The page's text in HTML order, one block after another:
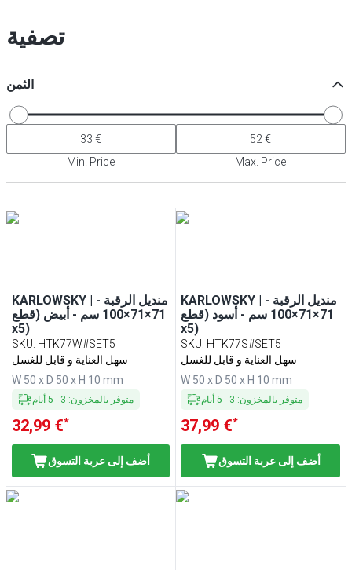
تصفية
الثمن
Min. Price Max. Price
KARLOWSKY | منديل الرقبة -
71×71×100 سم - أبيض (قطع
x5)
SKU: HTK77W#SET5
سهل العناية و قابل للغسل
W 50 x D 50 x H 10 mm
متوفر بالمخزون:
3
-
5 أيام
32,99 €*
أضف إلى عربة التسوق
KARLOWSKY | منديل الرقبة -
71×71×100 سم - أسود (قطع
x5)
SKU: HTK77S#SET5
سهل العناية و قابل للغسل
W 50 x D 50 x H 10 mm
متوفر بالمخزون:
3
-
5 أيام
37,99 €*
أضف إلى عربة التسوق